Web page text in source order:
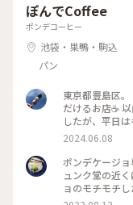
ぽんでCoffee
ポンデコーヒー
池袋・巣鴨・駒込
パン
東京都豊島区
だけるお店☕️
したが、平日
せました✨ こ
ーズンとホワ
で、また違う
ェ #ひとりカフ
2024.06.08
ポンデケージョ
ュンク堂の近
ョのモチモチ
んあって迷っ